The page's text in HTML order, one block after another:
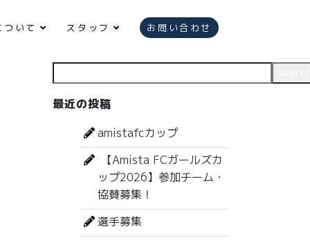
ついて スタッフ お問い合わせ
最近の投稿
amistafcカップ
【Amista FCガールズカ
ップ2026】参加チーム・
協賛募集！
選手募集